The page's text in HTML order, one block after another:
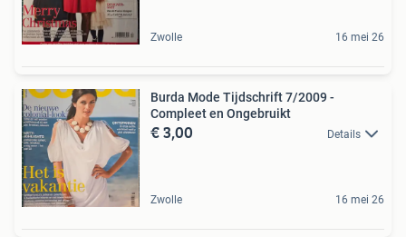
Zwolle 16 mei 26
Burda Mode Tijdschrift 7/2009 -
Compleet en Ongebruikt
€ 3,00 Details
Zwolle 16 mei 26